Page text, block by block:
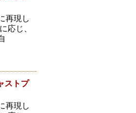
再現し
じ、
ストプ
再現し